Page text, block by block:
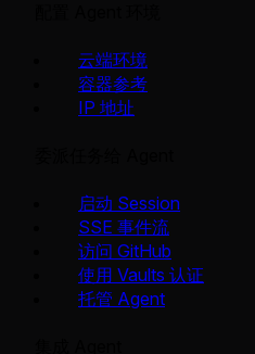
云端环境
容器参考
IP 地址
启动 Session
SSE 事件流
访问 GitHub
使用 Vaults 认证
托管 Agent